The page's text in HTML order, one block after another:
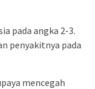
pada angka 2-3.
penyakitnya pada
mencegah